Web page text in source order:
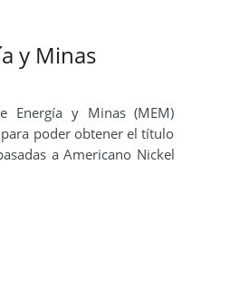
y Minas
Energía y Minas (MEM)
poder obtener el título
a Americano Nickel